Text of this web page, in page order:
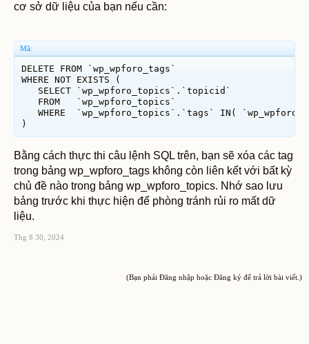
cơ sở dữ liệu của bạn nếu cần:
Mã:
DELETE FROM `wp_wpforo_tags`
WHERE NOT EXISTS (
   SELECT `wp_wpforo_topics`.`topicid`
   FROM   `wp_wpforo_topics`
WHERE  `wp_wpforo_topics`.`tags` IN(
)
Bằng cách thực thi câu lệnh SQL trên, bạn sẽ xóa các tag
trong bảng wp_wpforo_tags không còn liên kết với bất kỳ
chủ đề nào trong bảng wp_wpforo_topics. Nhớ sao lưu
bảng trước khi thực hiện để phòng tránh rủi ro mất dữ
liệu.
Thg 8 30, 2024
(Bạn phải Đăng nhập hoặc Đăng ký để trả lời bài viết.)